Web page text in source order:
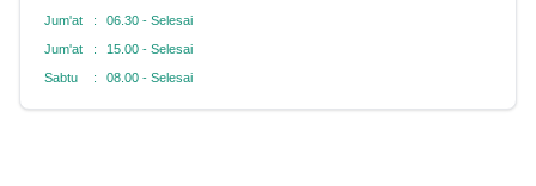
Jum'at
:
06.30 - Selesai
Jum'at
:
15.00 - Selesai
Sabtu
: 08.00 - Selesai